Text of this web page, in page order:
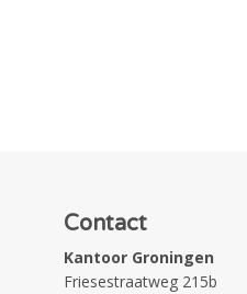
Contact
Kantoor Groningen
Friesestraatweg 215b